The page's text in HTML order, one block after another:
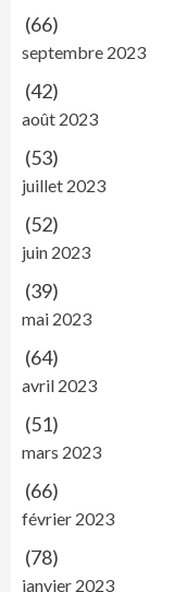
(66)
septembre 2023
(42)
août 2023
(53)
juillet 2023
(52)
juin 2023
(39)
mai 2023
(64)
avril 2023
(51)
mars 2023
(66)
février 2023
(78)
janvier 2023